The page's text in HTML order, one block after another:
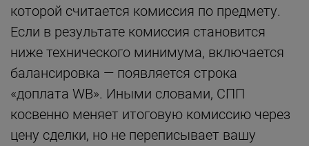
которой считается комиссия по предмету.
Если в результате комиссия становится
ниже технического минимума, включается
балансировка — появляется строка
«доплата WB». Иными словами, СПП
косвенно меняет итоговую комиссию через
цену сделки, но не переписывает вашу